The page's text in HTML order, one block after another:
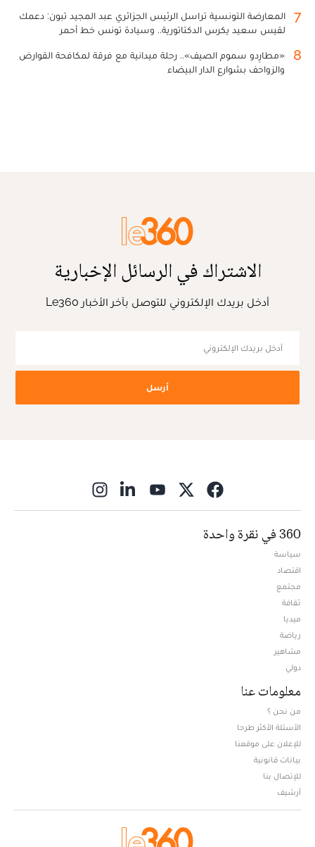
7
المعارضة التونسية تراسل الرئيس الجزائري عبد المجيد تبون: دعمك
لقيس سعيد يكرس الدكتاتورية.. وسيادة تونس خط أحمر
8
«مطارِدو سموم الصيف».. رحلة ميدانية مع فرقة لمكافحة القوارض
والزواحف بشوارع الدار البيضاء
الاشتراك في الرسائل الإخبارية
أدخل بريدك الإلكتروني للتوصل بآخر الأخبار Le360
أرسل
360 في نقرة واحدة
سياسة
اقتصاد
مجتمع
ثقافة
ميديا
رياضة
مشاهير
دولي
معلومات عنا
من نحن ؟
الأسئلة الأكثر طرحا
للإعلان على موقعنا
بيانات قانونية
للإتصال بنا
أرشيف